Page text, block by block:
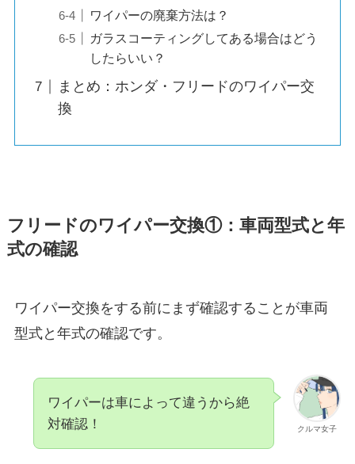
ワイパーの廃棄方法は？
ガラスコーティングしてある場合はどう
したらいい？
まとめ：ホンダ・フリードのワイパー交
換
フリードのワイパー交換①：車両型式と年
式の確認
ワイパー交換をする前にまず確認することが車両
型式と年式の確認です。
クルマ女子
ワイパーは車によって違うから絶
対確認！